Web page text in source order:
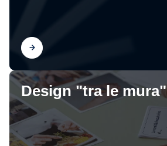
Scopri
Design "tra le mura"